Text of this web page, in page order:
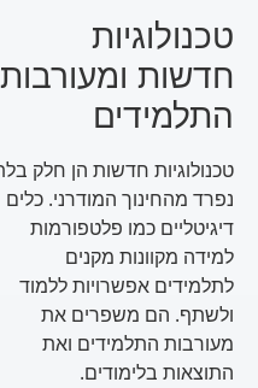
טכנולוגיות
חדשות ומעורבות
התלמידים
טכנולוגיות חדשות הן חלק בלתי
נפרד מהחינוך המודרני. כלים
דיגיטליים כמו פלטפורמות
למידה מקוונות מקנים
לתלמידים אפשרויות ללמוד
ולשתף. הם משפרים את
מעורבות התלמידים ואת
התוצאות בלימודים.